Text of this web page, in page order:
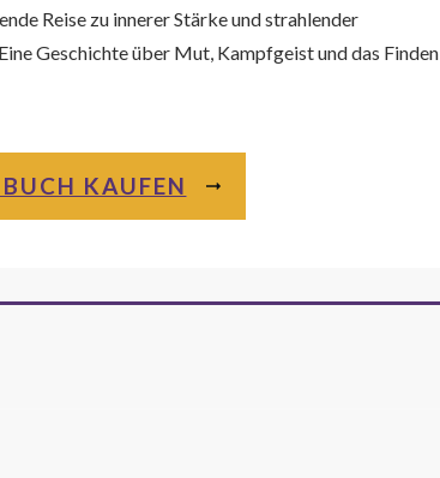
Reise zu innerer Stärke und strahlender
Geschichte über Mut, Kampfgeist und das Finden
KAUFEN